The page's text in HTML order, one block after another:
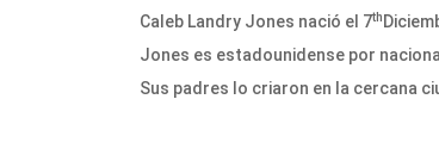
Caleb Landry Jones nació el 7th
Jones es estadounidense por
Sus padres lo criaron en la cercana